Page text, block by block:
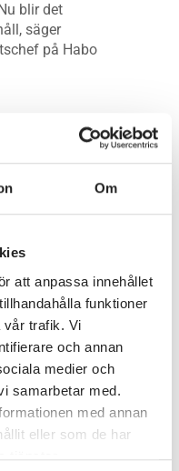
Om
att anpassa innehållet
funktioner
vår trafik. Vi
och annan
medier och
samarbetar med.
med annan
eller som de har
tjänster.
blir det
säger
på Habo
hushåll och
att anpassa
el samtidigt,
kan du
flyttar den till
lägre. Hur
och när på
din